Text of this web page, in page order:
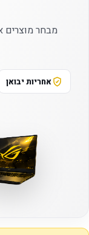
מבחר מוצרים
אחריות יבואן